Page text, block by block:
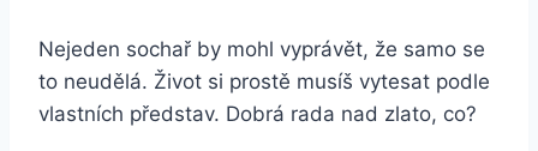
Nejeden sochař by mohl vyprávět, že samo se
to neudělá. Život si prostě musíš vytesat podle
vlastních představ. Dobrá rada nad zlato, co?